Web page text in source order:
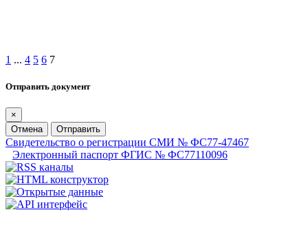
1 ... 4 5 6 7
Отправить документ
×
Отмена
Отправить
Свидетельство о регистрации СМИ № ФС77-47467
Электронный паспорт ФГИС № ФС77110096